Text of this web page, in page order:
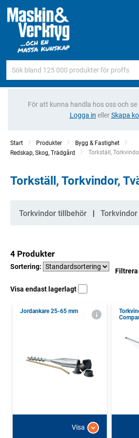
För att kunna handla hos oss och se
Logga in ellerSkapa
Start Produkter
Bygg & Fastighet
Redskap, Skog, Trädgård
Current:
Torkställ,
Torkställ, Torkvindor,
Kategorier
Torkvindor tillbehör Torkvindor
4 Produkter
Sortering:
Visa endast lagerlagt
Jordankare 25-65 mm
Visa